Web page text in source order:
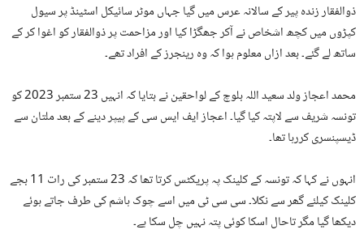
ذوالفقار زندہ پیر کے سالانہ عرس میں گیا جہاں موٹر سائیکل اسٹینڈ پر سیول
کپڑوں میں کچھ اشخاص نے آکر جھگڑا کیا اور مزاحمت پر ذوالفقار کو اغوا کر کے
ساتھ لے گئے۔ بعد ازاں معلوم ہوا کہ وہ رینجرز کے افراد تھے۔
محمد اعجاز ولد سعید اللہ بلوچ کے لواحقین نے بتایا کہ انہیں 23 ستمبر 2023 کو
تونسہ شریف سے لاپتہ کیا گیا۔ اعجاز ایف ایس سی کے پیپر دینے کے بعد ملتان سے
ڈیسپنسری کررہا تھا۔
انہوں نے کہا کہ تونسہ کے کلینک پہ پریکٹس کرتا تھا کہ 23 ستمبر کی رات 11 بجے
کلینک کیلئے گھر سے نکلا۔ سی سی ٹی میں اسے چوک ہاشم کی طرف جاتے ہوئے
دیکھا گیا مگر تاحال اسکا کوئی پتہ نہیں چل سکا ہے۔